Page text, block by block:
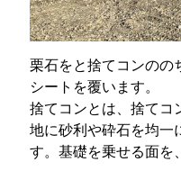
栗石をと捨てコンのの
シートを覆います。
捨てコンとは、捨てコ
地に砂利や砕石を均一
す。基礎を乗せる面を